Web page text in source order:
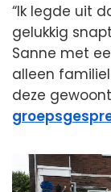
“Ik legde uit
gelukkig
Sanne met
alleen
deze